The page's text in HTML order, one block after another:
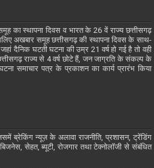
का स्थापना दिवस व भारत के 26 वें राज्य छत्तीसगढ़
अखबार समूह छत्तीसगढ़ की स्थापना दिवस के साथ-
दैनिक घटती घटना की उम्र 21 वर्ष हो गई है तो वही
राज्य से 4 वर्ष छोटे हैं, जन जाग्रति के संकल्प के
समाचार पत्र के प्रकाशन का कार्य प्रारंभ किया
ब्रेकिंग न्यूज़ के अलावा राजनीति, प्रशासन, ट्रेंडिंग
सेहत, ब्यूटी, रोजगार तथा टेक्नोलॉजी से संबंधित